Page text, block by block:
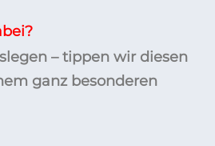
– tippen wir diesen
ganz besonderen